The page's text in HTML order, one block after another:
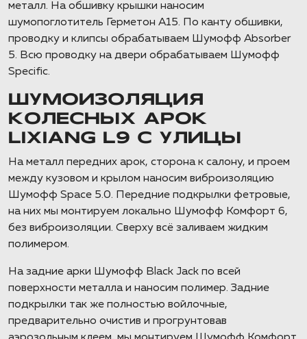
металл. На обшивку крышки наносим
шумопоглотитель Герметон A15. По канту обшивки,
проводку и клипсы обрабатываем Шумофф Absorber
5. Всю проводку на двери обрабатываем Шумофф
Specific.
ШУМОИЗОЛЯЦИЯ
КОЛЕСНЫХ АРОК
LIXIANG L9 С УЛИЦЫ
На металл передних арок, сторона к салону, и проем
между кузовом и крылом наносим виброизоляцию
Шумофф Space 5.0. Передние подкрылки фетровые,
на них мы монтируем локально Шумофф Комфорт 6,
без виброизоляции. Сверху всё заливаем жидким
полимером.
На задние арки Шумофф Black Jack по всей
поверхности металла и наносим полимер. Задние
подкрылки так же полностью войлочные,
предварительно очистив и прогрунтовав